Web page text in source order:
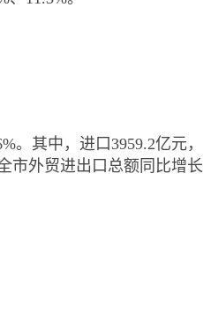
。其中，进口3959.2亿元，
市外贸进出口总额同比增长